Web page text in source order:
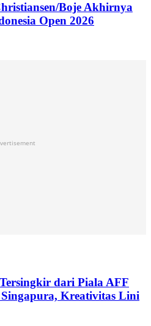
Boje Akhirnya
Open 2026
dari Piala AFF
Kreativitas Lini